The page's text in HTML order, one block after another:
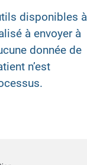
disponibles à
à envoyer à
donnée de
n’est